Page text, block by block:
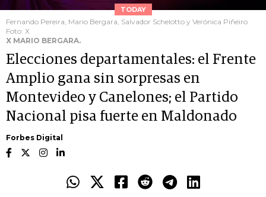
TODAY
Fernando Pereira, Mario Bergara, Salvador Schelotto y Verónica Piñeiro.
Foto: X
X MARIO BERGARA.
Elecciones departamentales: el Frente
Amplio gana sin sorpresas en
Montevideo y Canelones; el Partido
Nacional pisa fuerte en Maldonado
Forbes Digital